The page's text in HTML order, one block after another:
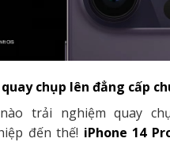
chụp lên đẳng cấp
trải nghiệm quay
đến thế! iPhone 14